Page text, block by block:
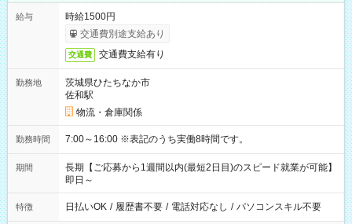
給与
時給1500円
交通費別途支給あり
交通費 交通費支給有り
勤務地
茨城県ひたちなか市
佐和駅
物流・倉庫関係
勤務時間 7:00～16:00 ※表記のうち実働8時間です。
期間
長期【ご応募から1週間以内(最短2日目)のスピード就業が可能】
即日～
特徴 日払いOK / 履歴書不要 / 電話対応なし / パソコンスキル不要